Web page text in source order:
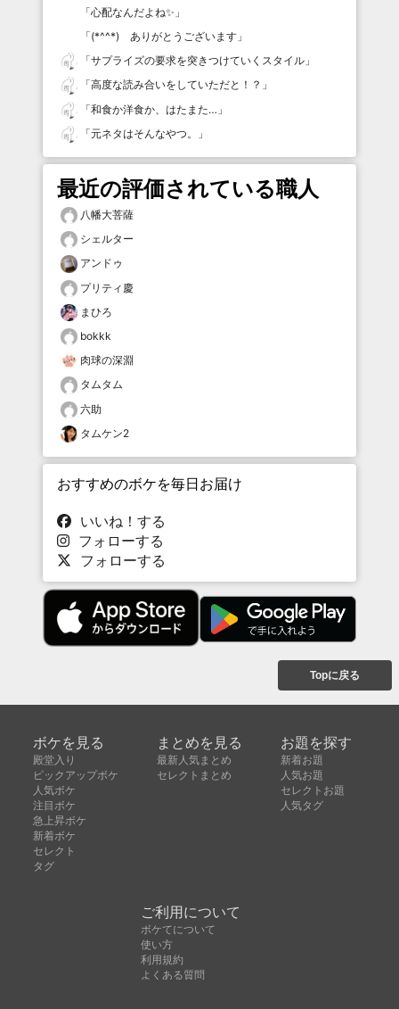
「心配なんだよね✨ 」
「(*^^*) ありがとうございます 」
「サプライズの要求を突きつけていくスタイル 」
「高度な読み合いをしていただと！？ 」
「和食か洋食か、はたまた… 」
「元ネタはそんなやつ。 」
最近の評価されている職人
八幡大菩薩
シェルター
アンドゥ
プリティ慶
まひろ
bokkk
肉球の深淵
タムタム
六助
タムケン2
おすすめのボケを毎日お届け
いいね！する
フォローする
フォローする
Topに戻る
ボケを見る
殿堂入り
ピックアップボケ
人気ボケ
注目ボケ
急上昇ボケ
新着ボケ
セレクト
タグ
まとめを見る
最新人気まとめ
セレクトまとめ
お題を探す
新着お題
人気お題
セレクトお題
人気タグ
ご利用について
ボケてについて
使い方
利用規約
よくある質問